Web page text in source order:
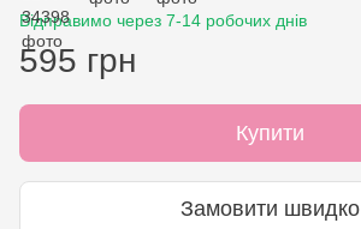
Відправимо через 7-14 робочих днів
595 грн
Купити
Замовити швидко